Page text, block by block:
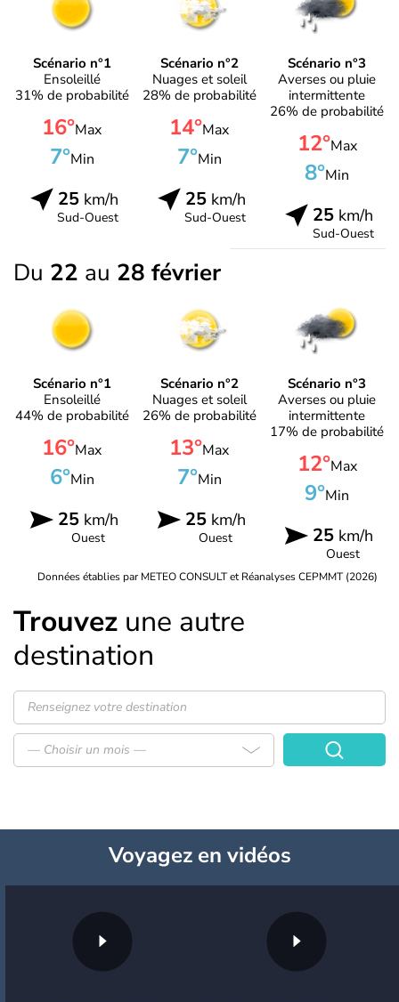
Scénario n°1
Ensoleillé
31% de probabilité
16°Max
7°Min
25km/h
Sud-Ouest
Scénario n°2
Nuages et soleil
28% de probabilité
14°Max
7°Min
25km/h
Sud-Ouest
Scénario n°3
Averses ou pluie
intermittente
26% de probabilité
12°Max
8°Min
25 km/h
Sud-Ouest
Du 22 au 28 février
Scénario n°1
Ensoleillé
44% de probabilité
16°Max
6°Min
25km/h
Ouest
Scénario n°2
Nuages et soleil
26% de probabilité
13°Max
7°Min
25km/h
Ouest
Scénario n°3
Averses ou pluie
intermittente
17% de probabilité
12°Max
9°Min
25 km/h
Ouest
Données établies par METEO CONSULT et Réanalyses CEPMMT (2026)
Trouvez une autre
destination
— Choisir un mois —
Voyagezen vidéos